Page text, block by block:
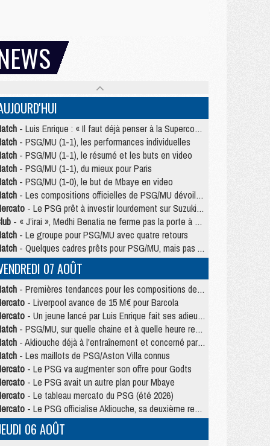
- Luis Enrique : « Il faut déjà penser à la Supercoupe »
- PSG/MU (1-1), les performances individuelles
- PSG/MU (1-1), le résumé et les buts en video
- PSG/MU (1-1), du mieux pour Paris
- PSG/MU (1-0), le but de Mbaye en video
- Les compositions officielles de PSG/MU dévoilées, Pacho titulaire
- Le PSG prêt à investir lourdement sur Suzuki malgré Safonov et Chevalier
- « J’irai », Medhi Benatia ne ferme pas la porte à une arrivée au PSG
- Le groupe pour PSG/MU avec quatre retours
- Quelques cadres prêts pour PSG/MU, mais pas Akliouche ?
07 AOÛT
- Premières tendances pour les compositions de PSG/MU
- Liverpool avance de 15 M€ pour Barcola
- Un jeune lancé par Luis Enrique fait ses adieux au PSG
- PSG/MU, sur quelle chaine et à quelle heure regarder le match ?
- Akliouche déjà à l'entraînement et concerné par PSG/MU ?
- Les maillots de PSG/Aston Villa connus
- Le PSG va augmenter son offre pour Godts
- Le PSG avait un autre plan pour Mbaye
- Le tableau mercato du PSG (été 2026)
- Le PSG officialise Akliouche, sa deuxième recrue de l’été
06 AOÛT